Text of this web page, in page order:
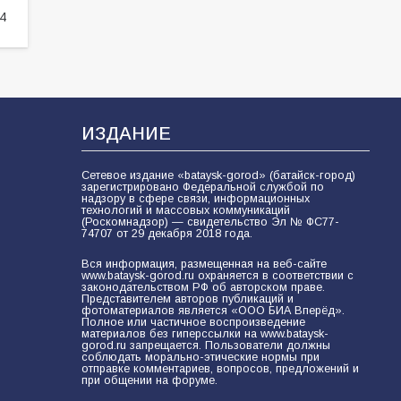
ИЗДАНИЕ
Сетевое издание «bataysk-gorod» (батайск-город)
зарегистрировано Федеральной службой по
надзору в сфере связи, информационных
технологий и массовых коммуникаций
(Роскомнадзор) — свидетельство Эл № ФС77-
74707 от 29 декабря 2018 года.
Вся информация, размещенная на веб-сайте
www.bataysk-gorod.ru охраняется в соответствии с
законодательством РФ об авторском праве.
Представителем авторов публикаций и
фотоматериалов является «ООО БИА Вперёд».
Полное или частичное воспроизведение
материалов без гиперссылки на www.bataysk-
gorod.ru запрещается. Пользователи должны
соблюдать морально-этические нормы при
отправке комментариев, вопросов, предложений и
при общении на форуме.